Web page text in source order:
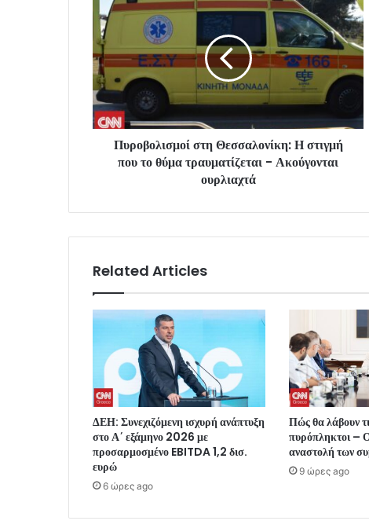
Πυροβολισμοί στη Θεσσαλονίκη: Η στιγμή
που το θύμα τραυματίζεται - Ακούγονται
ουρλιαχτά
Related Articles
ΔΕΗ: Συνεχιζόμενη ισχυρή ανάπτυξη
στο Α΄ εξάμηνο 2026 με
προσαρμοσμένο EBITDA 1,2 δισ.
ευρώ
6 ώρες ago
Πώς θα λάβουν
πυρόπληκτοι –
αναστολή των
9 ώρες ago